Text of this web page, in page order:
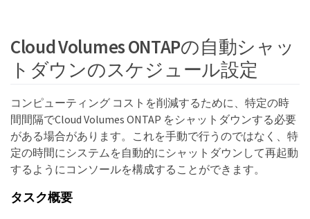
Cloud Volumes ONTAPの自動シャッ
トダウンのスケジュール設定
コンピューティング コストを削減するために、特定の時
間間隔でCloud Volumes ONTAP をシャットダウンする必要
がある場合があります。これを手動で行うのではなく、特
定の時間にシステムを自動的にシャットダウンして再起動
するようにコンソールを構成することができます。
タスク概要